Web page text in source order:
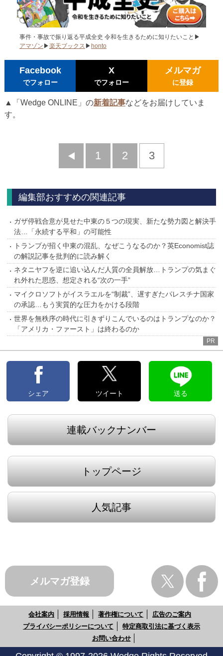
事件・事故で振り返る平成全史 令和を生きるために知りたいこと▶
アマゾン ▶楽天ブックス ▶honto
Facebook
でフォロー
X
でフォロー
メルマガ
に登録
▲「Wedge ONLINE」の新着記事などをお届けしていま
す。
前
1 2 3
編集部おすすめの関連記事
ガザ停戦合意が見せた中東の５つの現実、新たな勢力図と解決手
法…「永続する平和」の可能性
トランプが招く中東の混乱、なぜこうなるのか？英Economist誌
の解説記事を批判的に読み解く
ネタニヤフを逆に追い込んだ人質の全員解放…トランプの気まぐ
れ外れた思惑、想定される“次の一手”
マイクロソフトがイスラエルを“制裁”、遅すぎたパレスチナ国家
の承認…もう実質的な圧力をかける段階
世界を無秩序の時代に引きずりこんでいるのはトランプなのか？
「アメリカ・ファースト」は終わるのか
PR
シェア ツイート 送る
連載バックナンバー
トップページ
人気記事
メルマガ登録
会社案内 採用情報 著作権について
広告のご案内
プライバシーポリシーについて
特定商取引法に基づく表示
お問い合わせ